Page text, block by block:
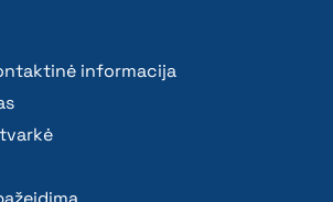
informacija